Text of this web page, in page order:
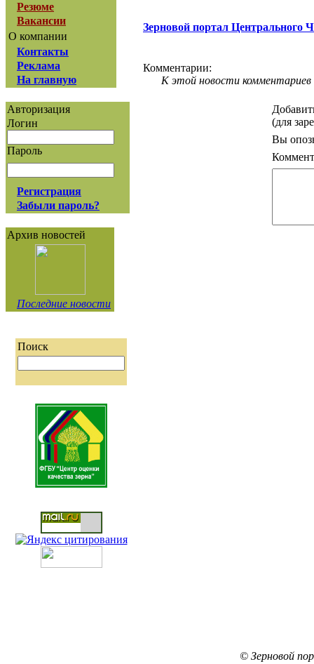
Резюме
Вакансии
О компании
Контакты
Реклама
На главную
Авторизация
Логин
Пароль
Регистрация
Забыли пароль?
Архив новостей
Последние новости
Поиск
Зерновой портал Центрального
Комментарии:
К этой новости комментариев
(для
Вы
© Зерновой